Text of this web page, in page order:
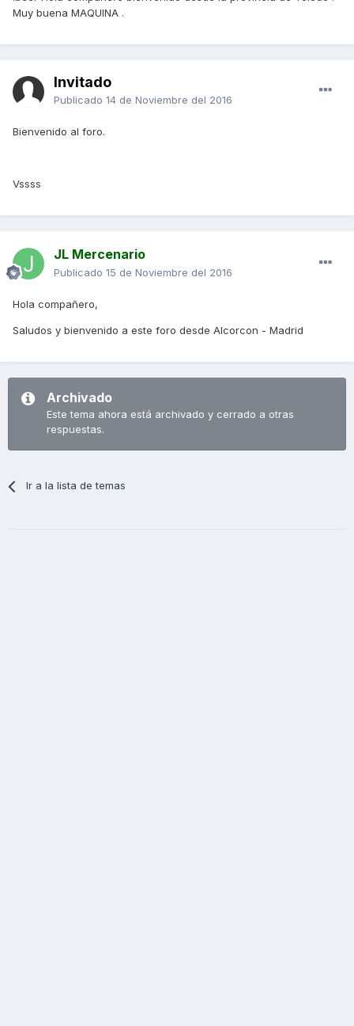
Muy buena MAQUINA .
Invitado
Publicado 14 de Noviembre del 2016
Bienvenido al foro.
Vssss
JL Mercenario
Publicado 15 de Noviembre del 2016
Hola compañero,
Saludos y bienvenido a este foro desde Alcorcon - Madrid
Archivado
Este tema ahora está archivado y cerrado a otras
respuestas.
Ir a la lista de temas